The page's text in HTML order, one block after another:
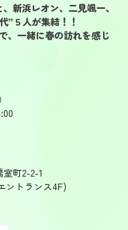
新浜レオン、二見颯一、
”５人が集結！！
、一緒に春の訪れを感じ
町2-2-1
ントランス4F)